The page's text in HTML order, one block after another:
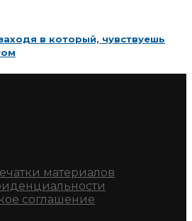
в который, чувствуешь
материалов
соглашение